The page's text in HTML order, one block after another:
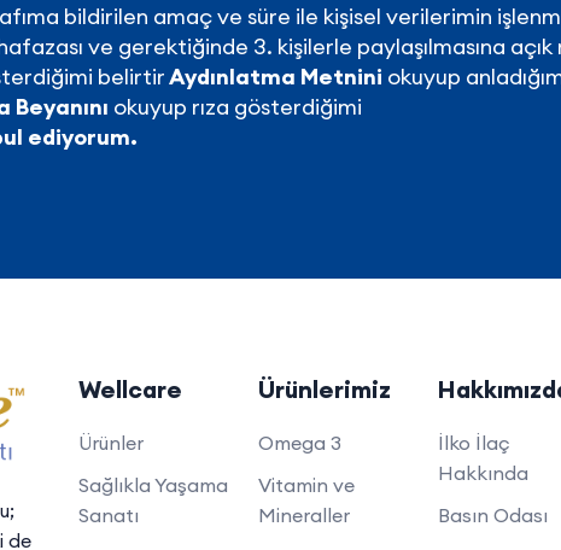
bildirilen amaç ve süre ile kişisel verilerimin
ve gerektiğinde 3. kişilerle paylaşılmasına açık
belirtirAydınlatma Metnini okuyup
Beyanını okuyup rıza gösterdiğimi
ediyorum.
de
Wellcare
Ürünler
Sağlıkla Yaşama
Sanatı
Ürünlerimiz
Omega 3
Vitamin ve
Mineraller
İlko İlaç
Hakkında
Basın Odası